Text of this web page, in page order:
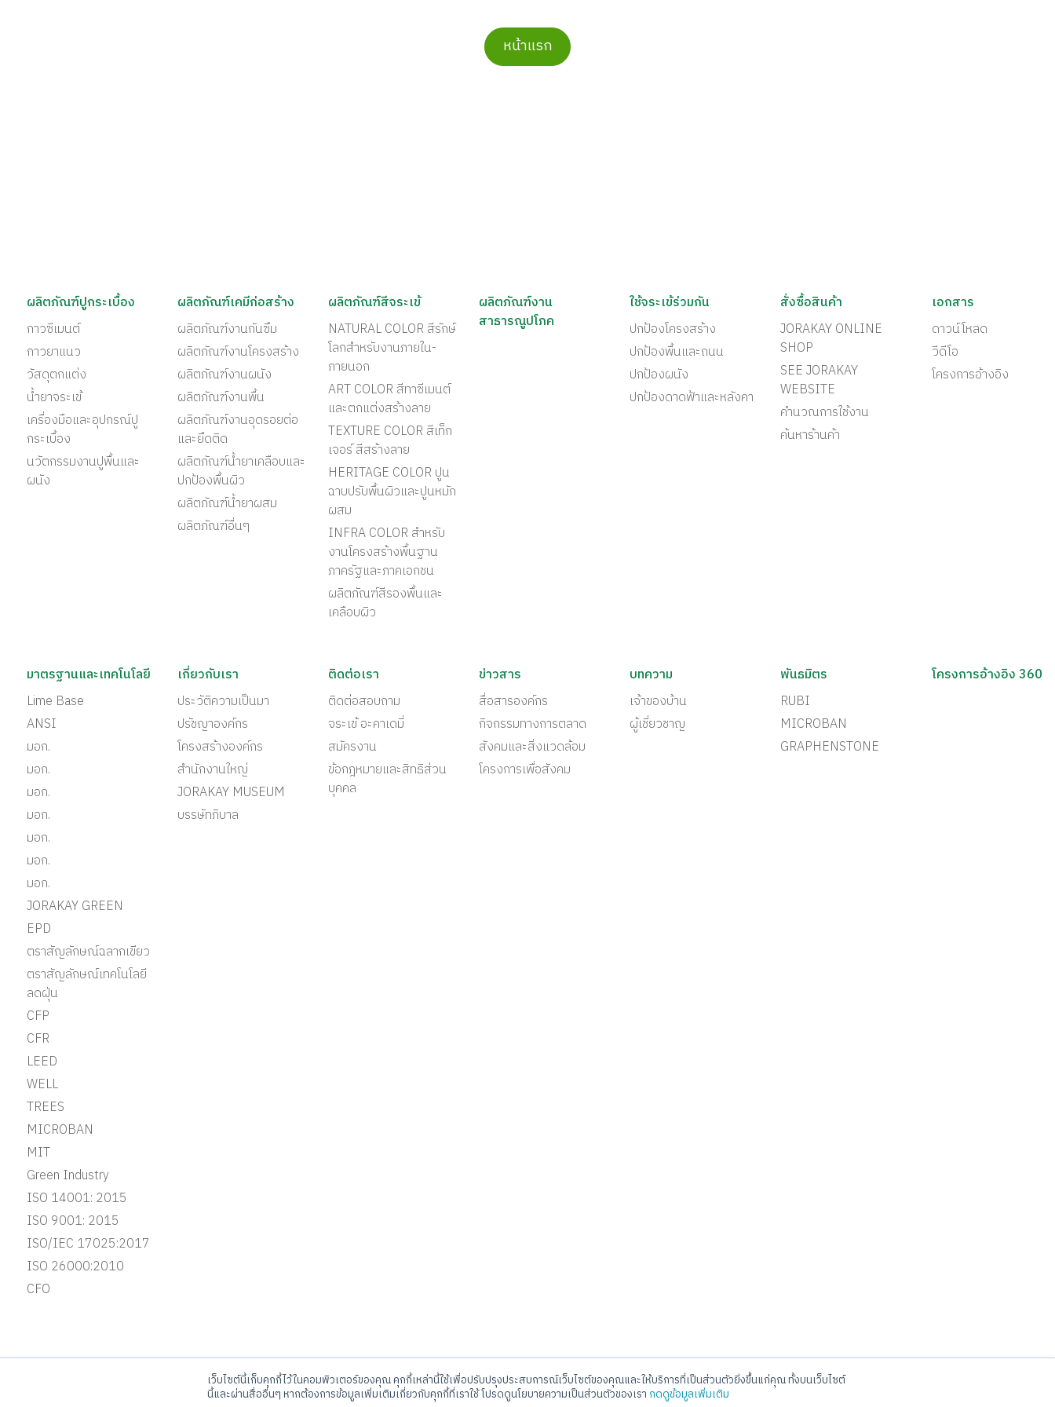
เว็บไซต์นี้เก็บคุกกี้ไว้ในคอมพิวเตอร์ของคุณ คุกกี้เหล่านี้ใช้เพื่อปรับปรุงประสบการณ์เว็บไซต์ของคุณและให้บริการที่เป็นส่วนตัวยิ่งขึ้นแก่คุณ ทั้งบนเว็บไซต์
นี้และผ่านสื่ออื่นๆ หากต้องการข้อมูลเพิ่มเติมเกี่ยวกับคุกกี้ที่เราใช้ โปรดดูนโยบายความเป็นส่วนตัวของเรากดดูข้อมูลเพิ่มเติม
หน้าแรก
ผลิตภัณฑ์ปูกระเบื้อง
กาวซีเมนต์
กาวยาแนว
วัสดุตกแต่ง
น้ำยาจระเข้
เครื่องมือและอุปกรณ์ปู
กระเบื้อง
นวัตกรรมงานปูพื้นและ
ผนัง
ผลิตภัณฑ์เคมีก่อสร้าง
ผลิตภัณฑ์งานกันซึม
ผลิตภัณฑ์งานโครงสร้าง
ผลิตภัณฑ์งานผนัง
ผลิตภัณฑ์งานพื้น
ผลิตภัณฑ์งานอุดรอยต่อ
และยึดติด
ผลิตภัณฑ์น้ำยาเคลือบและ
ปกป้องพื้นผิว
ผลิตภัณฑ์น้ำยาผสม
ผลิตภัณฑ์อื่นๆ
ผลิตภัณฑ์สีจระเข้
NATURAL COLOR สีรักษ์
โลกสำหรับงานภายใน-
ภายนอก
ART COLOR สีทาซีเมนต์
และตกแต่งสร้างลาย
TEXTURE COLOR สีเท็ก
เจอร์ สีสร้างลาย
HERITAGE COLOR ปูน
ฉาบปรับพื้นผิวและปูนหมัก
ผสม
INFRA COLOR สำหรับ
งานโครงสร้างพื้นฐาน
ภาครัฐและภาคเอกชน
ผลิตภัณฑ์สีรองพื้นและ
เคลือบผิว
ผลิตภัณฑ์งาน
สาธารณูปโภค
ใช้จระเข้ร่วมกัน
ปกป้องโครงสร้าง
ปกป้องพื้นและถนน
ปกป้องผนัง
ปกป้องดาดฟ้าและหลังคา
สั่งซื้อสินค้า
JORAKAY ONLINE
SHOP
SEE JORAKAY
WEBSITE
คำนวณการใช้งาน
ค้นหาร้านค้า
เอกสาร
ดาวน์โหลด
วีดีโอ
โครงการอ้างอิง
มาตรฐานและเทคโนโลยี
Lime Base
ANSI
มอก.
มอก.
มอก.
มอก.
มอก.
มอก.
มอก.
JORAKAY GREEN
EPD
ตราสัญลักษณ์ฉลากเขียว
ตราสัญลักษณ์เทคโนโลยี
ลดฝุ่น
CFP
CFR
LEED
WELL
TREES
MICROBAN
MIT
Green Industry
ISO 14001: 2015
ISO 9001: 2015
ISO/IEC 17025:2017
ISO 26000:2010
CFO
เกี่ยวกับเรา
ประวัติความเป็นมา
ปรัชญาองค์กร
โครงสร้างองค์กร
สำนักงานใหญ่
JORAKAY MUSEUM
บรรษัทภิบาล
ติดต่อเรา
ติดต่อสอบถาม
จระเข้ อะคาเดมี่
สมัครงาน
ข้อกฎหมายและสิทธิส่วน
บุคคล
ข่าวสาร
สื่อสารองค์กร
กิจกรรมทางการตลาด
สังคมและสิ่งแวดล้อม
โครงการเพื่อสังคม
บทความ
เจ้าของบ้าน
ผู้เชี่ยวชาญ
พันธมิตร
RUBI
MICROBAN
GRAPHENSTONE
โครงการอ้างอิง 360
Call Center E-mail